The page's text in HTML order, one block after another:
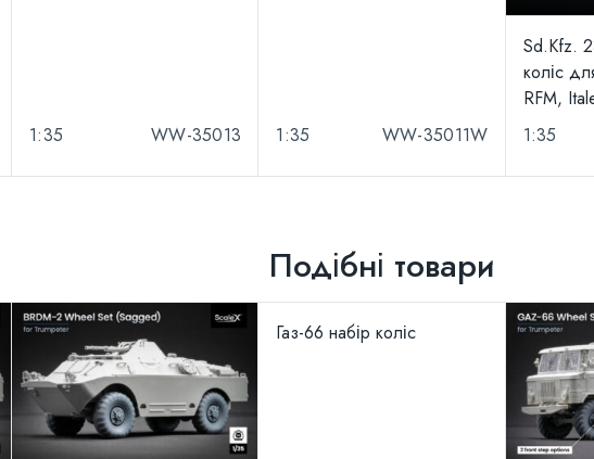
1:35 WW-35013 1:35 WW-35011W
Sd.Kfz.
коліс
RFM,
1:35
Подібні товари
Газ-66 набір коліс